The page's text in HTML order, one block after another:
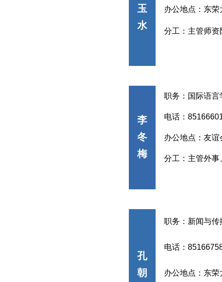
玉
水
办公地点：东荣
分工： 主管师资
李
冬
梅
职务：国际语
电话：
办公地点：友谊
分工： 主管外事
孔
朝
职务： 新闻与传
电话：
办公地点：东荣